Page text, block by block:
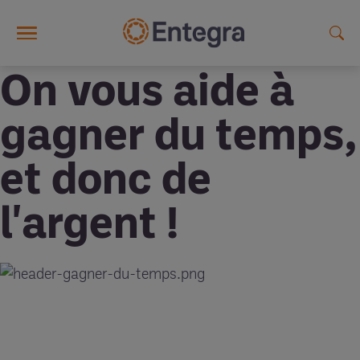
On vous aide à
gagner du temps,
et donc de
l'argent !